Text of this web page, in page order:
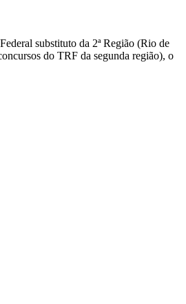
substituto da 2ª Região (Rio de
do TRF da segunda região), o